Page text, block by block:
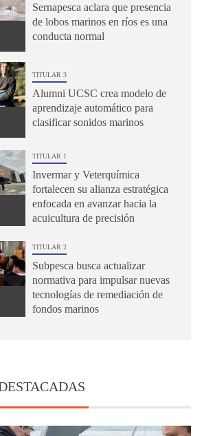
Sernapesca aclara que presencia
de lobos marinos en ríos es una
conducta normal
TITULAR 3
Alumni UCSC crea modelo de
aprendizaje automático para
clasificar sonidos marinos
TITULAR 1
Invermar y Veterquímica
fortalecen su alianza estratégica
enfocada en avanzar hacia la
acuicultura de precisión
TITULAR 2
Subpesca busca actualizar
normativa para impulsar nuevas
tecnologías de remediación de
fondos marinos